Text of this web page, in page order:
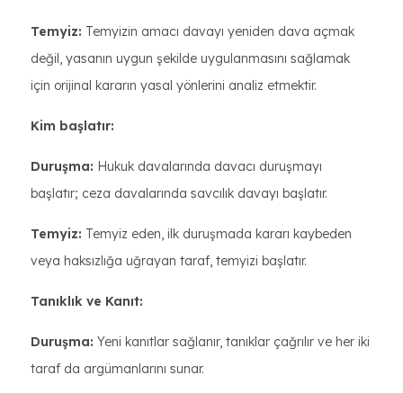
Temyiz: Temyizin amacı davayı yeniden dava açmak
değil, yasanın uygun şekilde uygulanmasını sağlamak
için orijinal kararın yasal yönlerini analiz etmektir.
Kim başlatır:
Duruşma: Hukuk davalarında davacı duruşmayı
başlatır; ceza davalarında savcılık davayı başlatır.
Temyiz: Temyiz eden, ilk duruşmada kararı kaybeden
veya haksızlığa uğrayan taraf, temyizi başlatır.
Tanıklık ve Kanıt:
Duruşma: Yeni kanıtlar sağlanır, tanıklar çağrılır ve her iki
taraf da argümanlarını sunar.